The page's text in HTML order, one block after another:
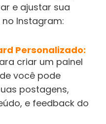
e ajustar sua
Instagram:
Personalizado:
criar um painel
você pode
postagens,
e feedback do